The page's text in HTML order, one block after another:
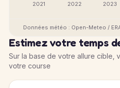
2021 2022 2023
Données météo : Open-Meteo /
Estimez votre temps
Sur la base de votre allure cible,
votre course